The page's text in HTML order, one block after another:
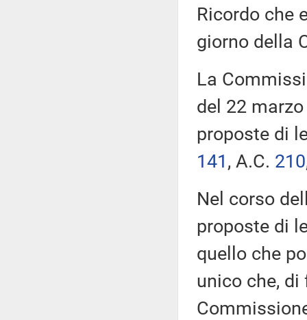
Ricordo che
giorno della
La
del 22
proposte di
141​, A.C. 210
Nel corso
proposte di
quello che
unico che,